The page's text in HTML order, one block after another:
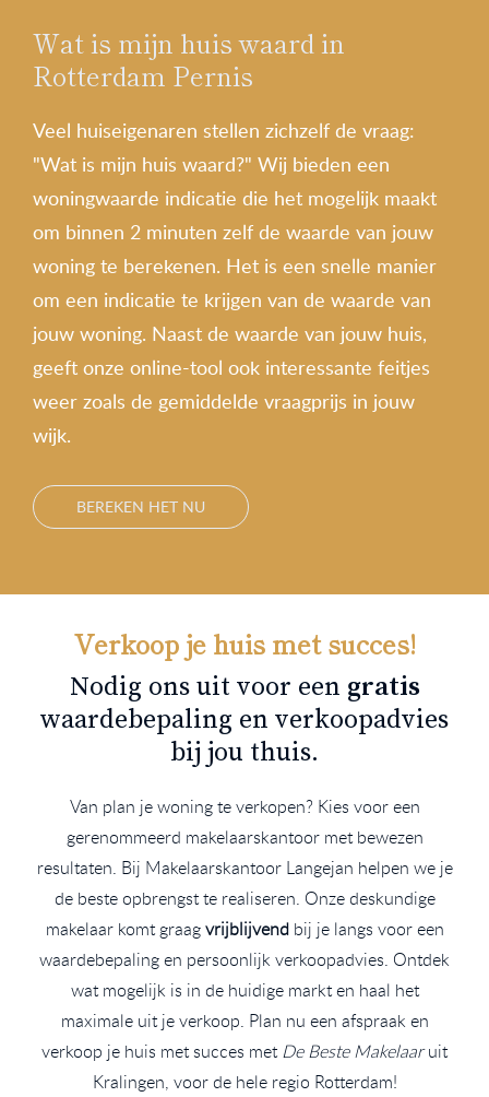
Wat is mijn huis waard in
Rotterdam Pernis
Veel huiseigenaren stellen zichzelf de vraag:
"Wat is mijn huis waard?" Wij bieden een
woningwaarde indicatie die het mogelijk maakt
om binnen 2 minuten zelf de waarde van jouw
woning te berekenen. Het is een snelle manier
om een indicatie te krijgen van de waarde van
jouw woning. Naast de waarde van jouw huis,
geeft onze online-tool ook interessante feitjes
weer zoals de gemiddelde vraagprijs in jouw
wijk.
BEREKEN HET NU
Verkoop je huis met succes!
Nodig ons uit voor een gratis
waardebepaling en verkoopadvies
bij jou thuis.
Van plan je woning te verkopen? Kies voor een
gerenommeerd makelaarskantoor met bewezen
resultaten. Bij Makelaarskantoor Langejan helpen we je
de beste opbrengst te realiseren. Onze deskundige
makelaar komt graagvrijblijvendbij je langs voor een
waardebepaling en persoonlijk verkoopadvies. Ontdek
wat mogelijk is in de huidige markt en haal het
maximale uit je verkoop. Plan nu een afspraak en
verkoop je huis met succes metDe Beste Makelaaruit
Kralingen, voor de hele regio Rotterdam!